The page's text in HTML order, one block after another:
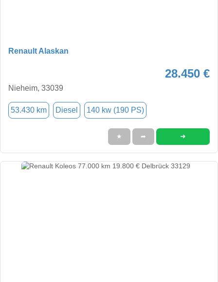
Renault Alaskan
28.450 €
Nieheim, 33039
53.430 km Diesel 140 kw (190 PS)
★ ➦ ➜